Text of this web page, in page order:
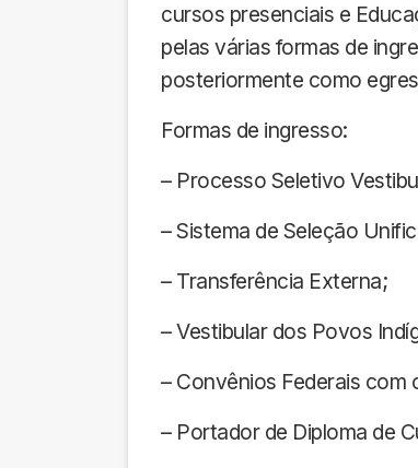
cursos presenciais e
pelas várias formas de
posteriormente como
Formas de ingresso:
– Processo Seletivo
– Sistema de Seleção
– Transferência Externa;
– Vestibular dos Povos
– Convênios Federais com
– Portador de Diploma de